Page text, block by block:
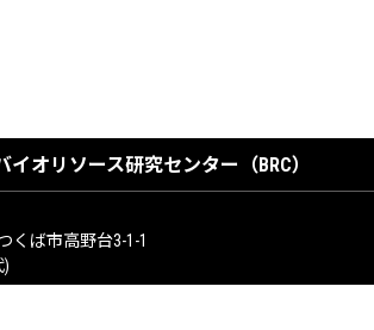
オリソース研究センター（BRC）
くば市高野台3-1-1
)